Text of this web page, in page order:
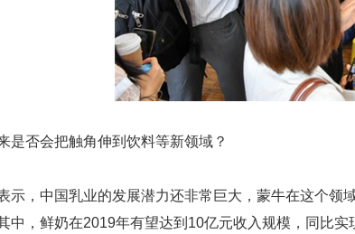
是否会把触角伸到饮料等新领域？
示，中国乳业的发展潜力还非常巨大，蒙牛在这个领
中，鲜奶在2019年有望达到10亿元收入规模，同比